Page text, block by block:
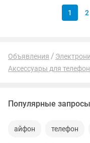
1 2
Объявления
Аксессуары для
Популярные запросы
айфон телефон